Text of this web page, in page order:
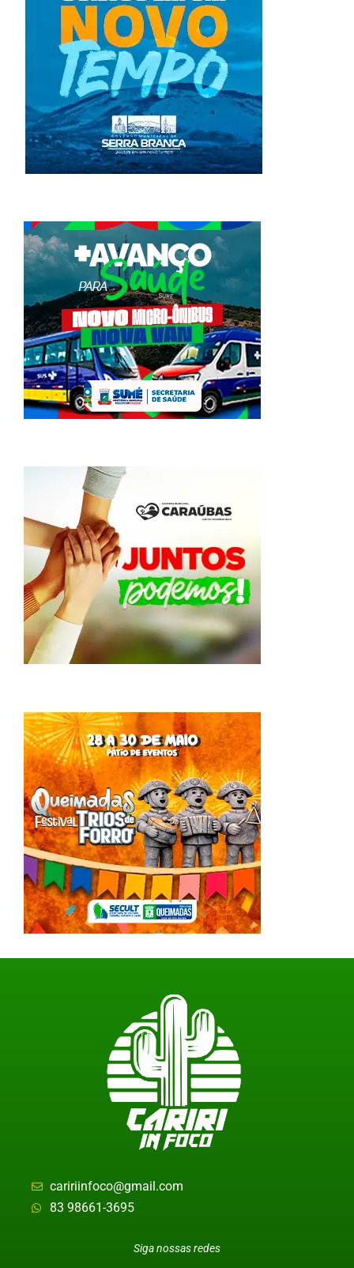
caririinfoco@gmail.com
83 98661-3695
Siga nossas redes